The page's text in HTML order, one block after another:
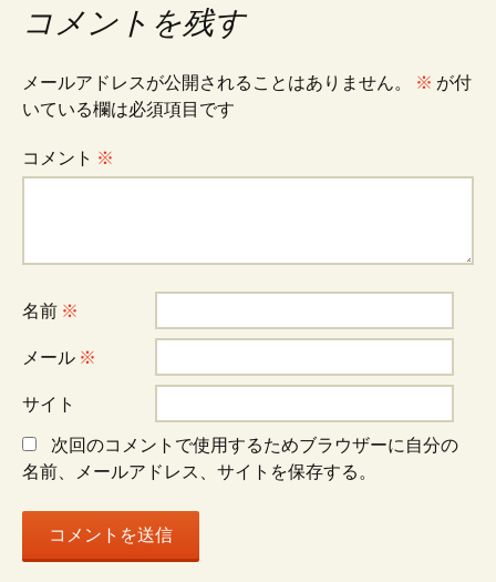
ナ
ビ
ゲ
ー
シ
ョ
ン
コメントを残す
メールアドレスが公開されることはありません。 ※ が付
いている欄は必須項目です
コメント ※
名前 ※
メール ※
サイト
次回のコメントで使用するためブラウザーに自分の
名前、メールアドレス、サイトを保存する。